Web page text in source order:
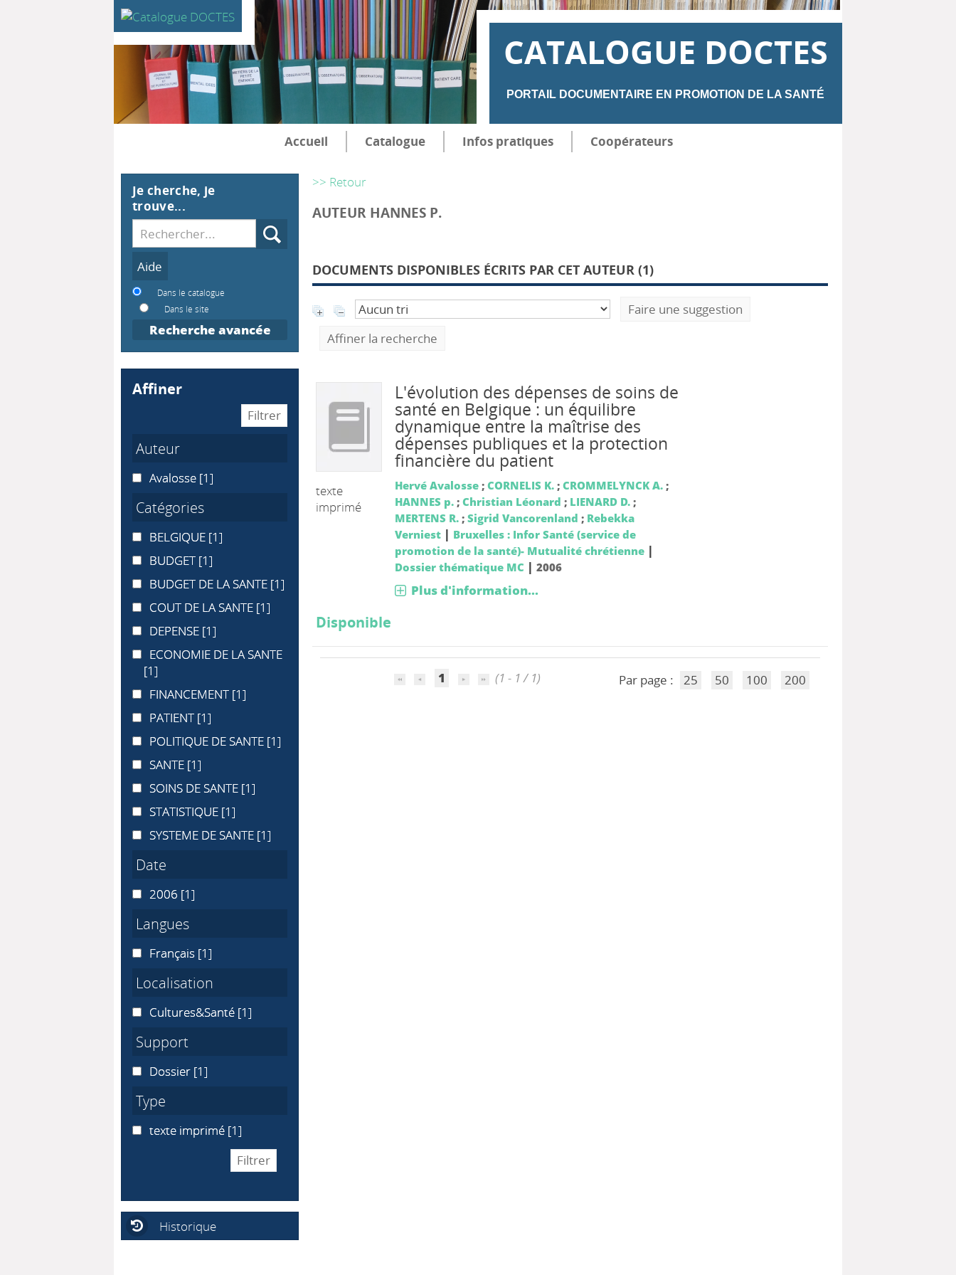
CATALOGUE DOCTES
PORTAIL DOCUMENTAIRE EN PROMOTION DE LA SANTÉ
Accueil Catalogue Infos pratiques Coopérateurs
>> Retour
AUTEUR HANNES P.
DOCUMENTS DISPONIBLES ÉCRITS PAR CET AUTEUR (1)
Faire une suggestion
Affiner la recherche
texte
imprimé
L'évolution des dépenses de soins de
santé en Belgique : un équilibre
dynamique entre la maîtrise des
dépenses publiques et la protection
financière du patient
Hervé Avalosse; CORNELIS K.; CROMMELYNCK A.;
HANNES p.; Christian Léonard ; LIENARD D.;
MERTENS R.; Sigrid Vancorenland ; Rebekka
Verniest | Bruxelles : Infor Santé (service de
promotion de la santé)- Mutualité chrétienne|
Dossier thématique MC | 2006
Plus d'information...
Disponible
1 (1 - 1 / 1) Par page : 25 50 100 200
Je cherche, je
trouve...
Recherche
Dans le catalogue
Dans le site
Recherche avancée
affiner
Auteur
Avalosse
Avalosse [1]
Catégories
BELGIQUE
BELGIQUE [1]
BUDGET
BUDGET [1]
BUDGET DE LA SANTE
BUDGET DE LA SANTE [1]
COUT DE LA SANTE
COUT DE LA SANTE [1]
DEPENSE
DEPENSE [1]
ECONOMIE DE LA SANTE
ECONOMIE DE LA SANTE
[1]
FINANCEMENT
FINANCEMENT [1]
PATIENT
PATIENT [1]
POLITIQUE DE SANTE
POLITIQUE DE SANTE [1]
SANTESANTE [1]
SOINS DE SANTE
SOINS DE SANTE [1]
STATISTIQUE
STATISTIQUE [1]
SYSTEME DE SANTE
SYSTEME DE SANTE [1]
Date
20062006 [1]
Langues
Français
Français [1]
Localisation
Cultures&Santé
Cultures&Santé [1]
Support
Dossier
Dossier [1]
Type
texte imprimé
texte imprimé [1]
Historique